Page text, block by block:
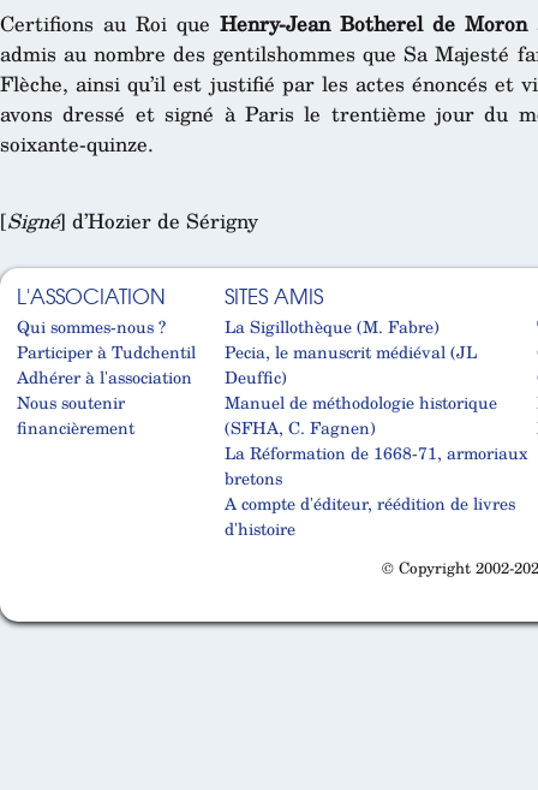
Certifions au Roi que Henry-Jean Botherel de Moron
admis au nombre des gentilshommes que Sa Majesté
Flèche, ainsi qu’il est justifié par les actes énoncés et
avons dressé et signé à Paris le trentième jour du
soixante-quinze.
[Signé] d’Hozier de Sérigny
L'ASSOCIATION
Qui sommes-nous ?
Participer à Tudchentil
Adhérer à l'association
Nous soutenir
financièrement
SITES AMIS
La Sigillothèque (M. Fabre)
Pecia, le manuscrit médiéval (JL
Deuffic)
Manuel de méthodologie historique
(SFHA, C. Fagnen)
La Réformation de 1668-71, armoriaux
bretons
A compte d'éditeur, réédition de livres
d'histoire
© Copyright 2002-